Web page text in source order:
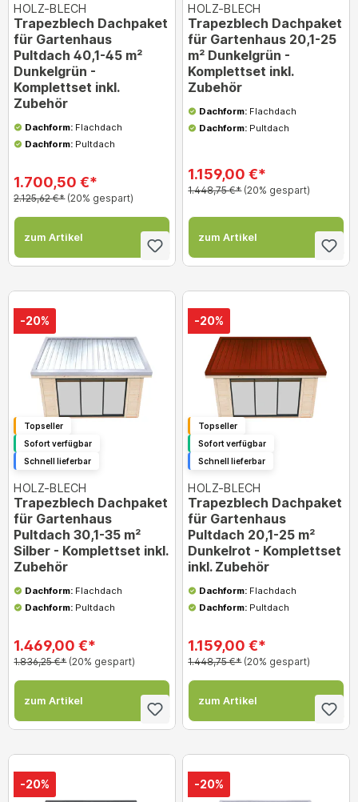
HOLZ-BLECH
Trapezblech Dachpaket
für Gartenhaus
Pultdach 40,1-45 m²
Dunkelgrün -
Komplettset inkl.
Zubehör
Dachform:Flachdach
Dachform:Pultdach
1.700,50 €*
2.125,62 €* (20% gespart)
zum Artikel
HOLZ-BLECH
Trapezblech Dachpaket
für Gartenhaus 20,1-25
m² Dunkelgrün -
Komplettset inkl.
Zubehör
Dachform:Flachdach
Dachform:Pultdach
1.159,00 €*
1.448,75 €* (20% gespart)
zum Artikel
-20%
Topseller
Sofort verfügbar
Schnell lieferbar
HOLZ-BLECH
Trapezblech Dachpaket
für Gartenhaus
Pultdach 30,1-35 m²
Silber - Komplettset inkl.
Zubehör
Dachform:Flachdach
Dachform:Pultdach
1.469,00 €*
1.836,25 €* (20% gespart)
zum Artikel
-20%
Topseller
Sofort verfügbar
Schnell lieferbar
HOLZ-BLECH
Trapezblech Dachpaket
für Gartenhaus
Pultdach 20,1-25 m²
Dunkelrot - Komplettset
inkl. Zubehör
Dachform:Flachdach
Dachform:Pultdach
1.159,00 €*
1.448,75 €* (20% gespart)
zum Artikel
-20% -20%